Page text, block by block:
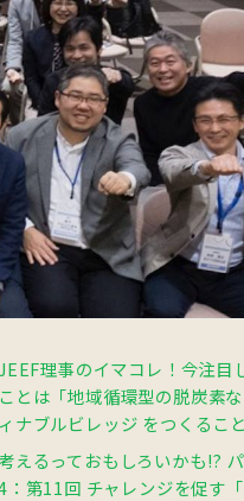
理事のイマコレ！今注目
ことは「地域循環型の脱炭素
ィナブルビレッジ をつくること
えるっておもしろいかも!?
：第11回 チャレンジを促す